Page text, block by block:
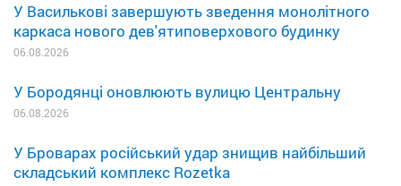
У Василькові завершують зведення монолітного
каркаса нового дев'ятиповерхового будинку
06.08.2026
У Бородянці оновлюють вулицю Центральну
06.08.2026
У Броварах російський удар знищив найбільший
складський комплекс Rozetka